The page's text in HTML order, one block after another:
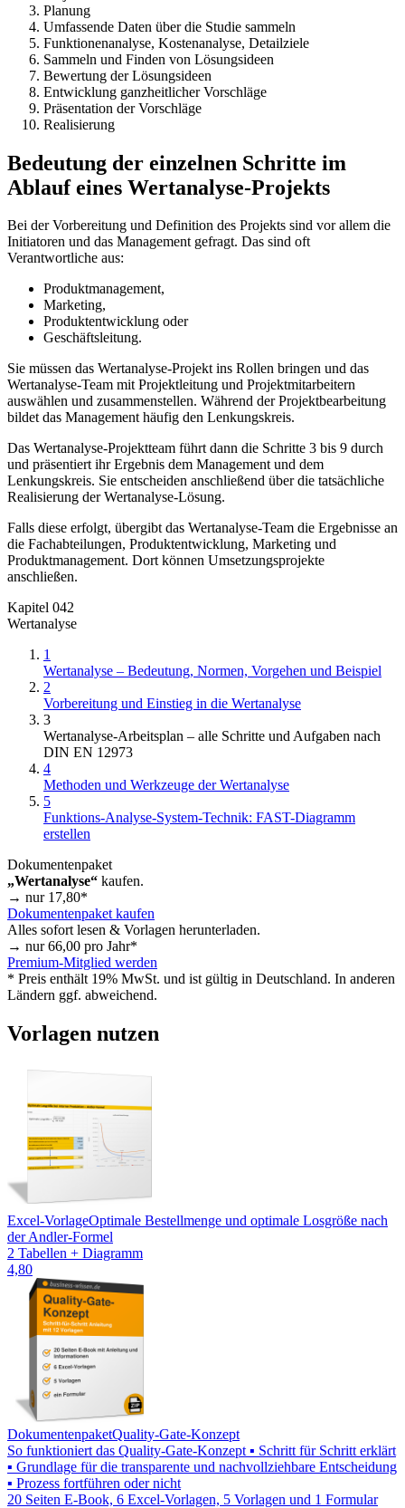
Planung
Umfassende Daten über die Studie sammeln
Funktionenanalyse, Kostenanalyse, Detailziele
Sammeln und Finden von Lösungsideen
Bewertung der Lösungsideen
Entwicklung ganzheitlicher Vorschläge
Präsentation der Vorschläge
Realisierung
Bedeutung der einzelnen Schritte im
Ablauf eines Wertanalyse-Projekts
Bei der Vorbereitung und Definition des Projekts sind vor allem die
Initiatoren und das Management gefragt. Das sind oft
Verantwortliche aus:
Produktmanagement,
Marketing,
Produktentwicklung oder
Geschäftsleitung.
Sie müssen das Wertanalyse-Projekt ins Rollen bringen und das
Wertanalyse-Team mit Projektleitung und Projektmitarbeitern
auswählen und zusammenstellen. Während der Projektbearbeitung
bildet das Management häufig den Lenkungskreis.
Das Wertanalyse-Projektteam führt dann die Schritte 3 bis 9 durch
und präsentiert ihr Ergebnis dem Management und dem
Lenkungskreis. Sie entscheiden anschließend über die tatsächliche
Realisierung der Wertanalyse-Lösung.
Falls diese erfolgt, übergibt das Wertanalyse-Team die Ergebnisse an
die Fachabteilungen, Produktentwicklung, Marketing und
Produktmanagement. Dort können Umsetzungsprojekte
anschließen.
Kapitel 042
Wertanalyse
1
Wertanalyse – Bedeutung, Normen, Vorgehen und Beispiel
2
Vorbereitung und Einstieg in die Wertanalyse
3
Wertanalyse-Arbeitsplan – alle Schritte und Aufgaben nach
DIN EN 12973
4
Methoden und Werkzeuge der Wertanalyse
5
Funktions-Analyse-System-Technik: FAST-Diagramm
erstellen
Dokumentenpaket
„Wertanalyse“ kaufen.
→ nur 17,80*
Dokumentenpaket kaufen
Alles sofort lesen & Vorlagen herunterladen.
→ nur66,00 pro Jahr*
Premium-Mitglied werden
* Preis enthält 19% MwSt. und ist gültig in Deutschland. In anderen
Ländern ggf. abweichend.
Vorlagen nutzen
Excel-VorlageOptimale Bestellmenge und optimale Losgröße nach
der Andler-Formel
2 Tabellen + Diagramm
4,80
DokumentenpaketQuality-Gate-Konzept
So funktioniert das Quality-Gate-Konzept ▪ Schritt für Schritt erklärt
▪ Grundlage für die transparente und nachvollziehbare Entscheidung
▪ Prozess fortführen oder nicht
20 Seiten E-Book, 6 Excel-Vorlagen, 5 Vorlagen und 1 Formular